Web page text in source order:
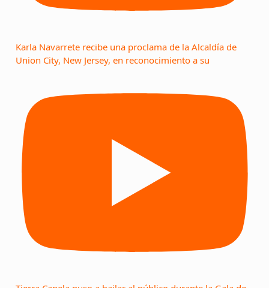
Karla Navarrete recibe una proclama de la Alcaldía de
Union City, New Jersey, en reconocimiento a su